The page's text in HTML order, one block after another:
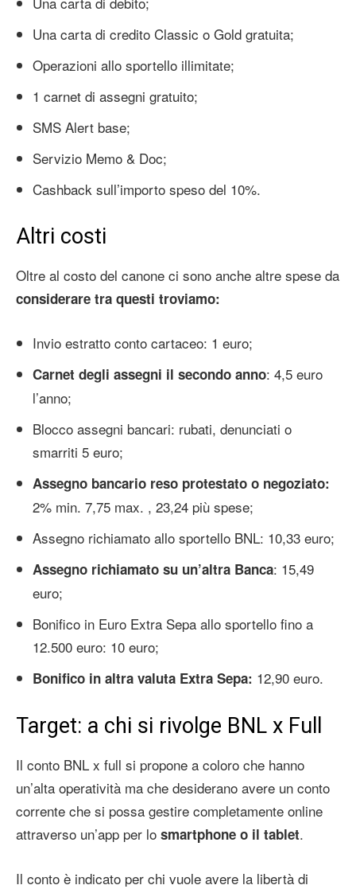
Una carta di credito Classic o Gold gratuita;
Operazioni allo sportello illimitate;
1 carnet di assegni gratuito;
SMS Alert base;
Servizio Memo & Doc;
Cashback sull’importo speso del 10%.
Altri costi
Oltre al costo del canone ci sono anche altre spese da
considerare tra questi troviamo:
Invio estratto conto cartaceo: 1 euro;
Carnet degli assegni il secondo anno: 4,5 euro
l’anno;
Blocco assegni bancari: rubati, denunciati o
smarriti 5 euro;
Assegno bancario reso protestato o negoziato:
2% min. 7,75 max. , 23,24 più spese;
Assegno richiamato allo sportello BNL: 10,33 euro;
Assegno richiamato su un’altra Banca: 15,49
euro;
Bonifico in Euro Extra Sepa allo sportello fino a
12.500 euro: 10 euro;
Bonifico in altra valuta Extra Sepa: 12,90 euro.
Target: a chi si rivolge BNL x Full
Il conto BNL x full si propone a coloro che hanno
un’alta operatività ma che desiderano avere un conto
corrente che si possa gestire completamente online
attraverso un’app per lo smartphone o il tablet.
Il conto è indicato per chi vuole avere la libertà di